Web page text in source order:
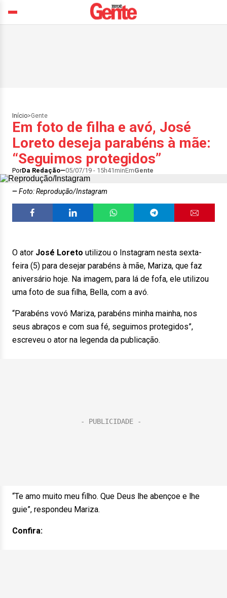
Início>Gente
Em foto de filha e avó, José
Loreto deseja parabéns à mãe:
“Seguimos protegidos”
PorDa Redação 05/07/19 - 15h41minEmGente
Foto: Reprodução/Instagram
O ator José Loreto utilizou o Instagram nesta sexta-
feira (5) para desejar parabéns à mãe, Mariza, que faz
aniversário hoje. Na imagem, para lá de fofa, ele utilizou
uma foto de sua filha, Bella, com a avó.
“Parabéns vovó Mariza, parabéns minha mainha, nos
seus abraços e com sua fé, seguimos protegidos”,
escreveu o ator na legenda da publicação.
“Te amo muito meu filho. Que Deus lhe abençoe e lhe
guie”, respondeu Mariza.
Confira: